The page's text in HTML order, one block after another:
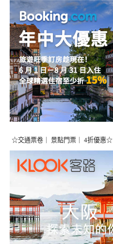
☆交通票卷｜ 景點門票｜ 4折優惠☆